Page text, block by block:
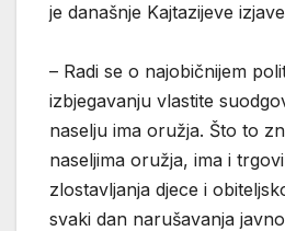
je današnje Kajtazijeve
– Radi se o najobičnijem
izbjegavanju vlastite
naselju ima oružja. Što to
naseljima oružja, ima i
zlostavljanja djece i
svaki dan narušavanja